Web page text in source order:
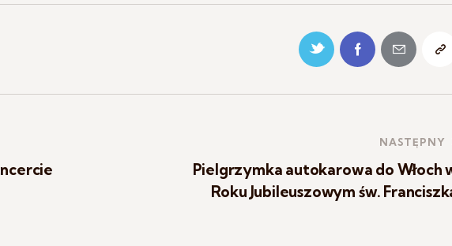
NASTĘPNY
Pielgrzymka autokarowa do Włoch
Roku Jubileuszowym św.